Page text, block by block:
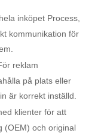
inköpet Process,
kommunikation för
reklam
på plats eller
är korrekt inställd.
klienter för att
(OEM) och original